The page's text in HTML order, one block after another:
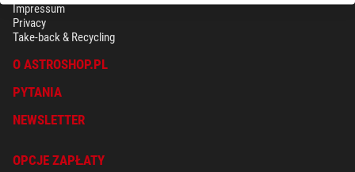
Impressum
Privacy
Take-back & Recycling
O ASTROSHOP.PL
PYTANIA
NEWSLETTER
OPCJE ZAPŁATY